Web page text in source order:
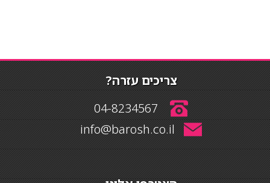
צריכים עזרה?
04-8234567
info@barosh.co.il